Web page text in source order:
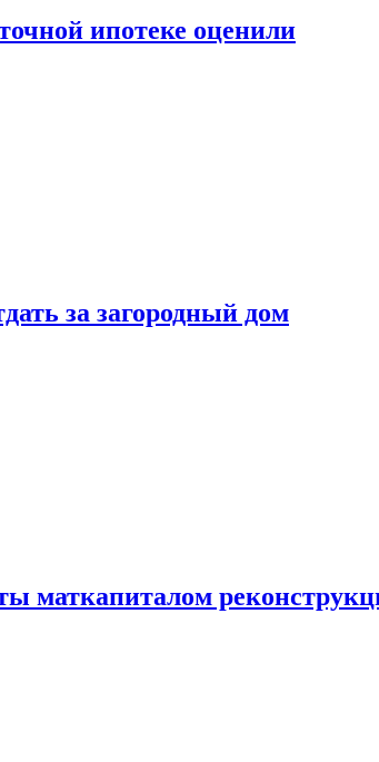
ипотеке оценили
за загородный дом
маткапиталом